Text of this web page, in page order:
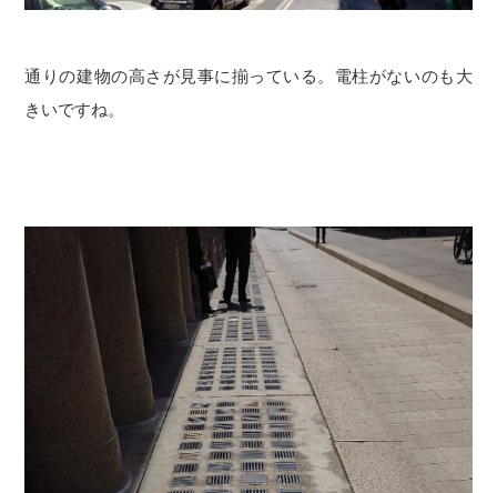
通りの建物の高さが見事に揃っている。電柱がないのも大
きいですね。